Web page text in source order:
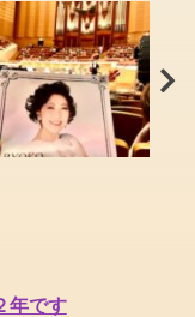
年です